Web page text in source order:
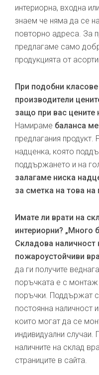
интериорна, входна
знаем че няма да се
повторно адреса. За
предлагаме само
продукцията от
При подобни класове
производители
защо при вас цените
Намираме баланса
предлагания продукт.
надценка, която
поддържането и на
залагаме ниска
за сметка на това
Имате ли врати на
интериорни? „Много
Складова наличност
пожароустойчиви
да ги получите
поръчката е с
поръчки. Поддържат
постоянна наличност
които могат да се
индивидуални
наличните на склад
страниците в сайта.